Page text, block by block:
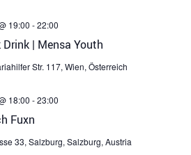
Drink | Mensa Youth
19:00 -22:00
Str. 117, Wien, Österreich
Fuxn
18:00 -23:00
33, Salzburg, Salzburg, Austria